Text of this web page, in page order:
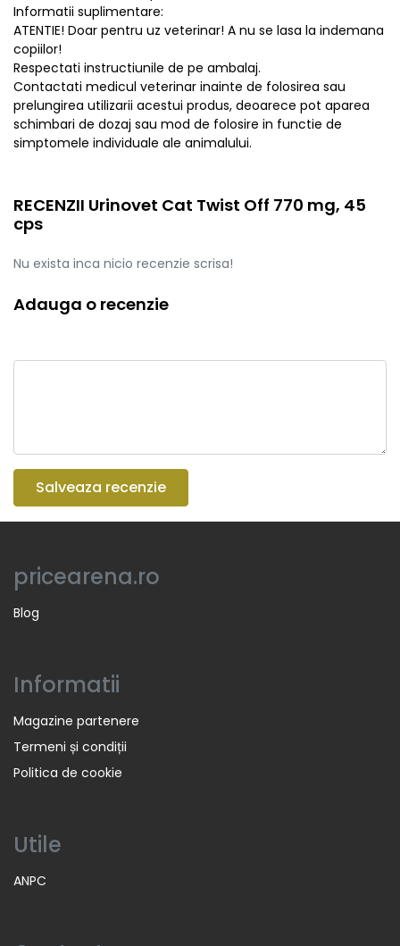
Informatii suplimentare:
ATENTIE! Doar pentru uz veterinar! A nu se lasa la indemana
copiilor!
Respectati instructiunile de pe ambalaj.
Contactati medicul veterinar inainte de folosirea sau
prelungirea utilizarii acestui produs, deoarece pot aparea
schimbari de dozaj sau mod de folosire in functie de
simptomele individuale ale animalului.
RECENZII Urinovet Cat Twist Off 770 mg, 45
cps
Nu exista inca nicio recenzie scrisa!
Adauga o recenzie
Salveaza recenzie
pricearena.ro
Blog
Informatii
Magazine partenere
Termeni și condiții
Politica de cookie
Utile
ANPC